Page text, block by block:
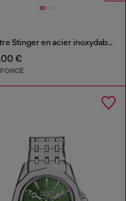
Montre Stinger en acier inoxydable gunmetal
€